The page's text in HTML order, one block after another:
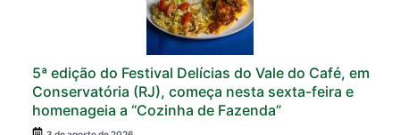
5ª edição do Festival Delícias do Vale do Café, em
Conservatória (RJ), começa nesta sexta-feira e
homenageia a “Cozinha de Fazenda”